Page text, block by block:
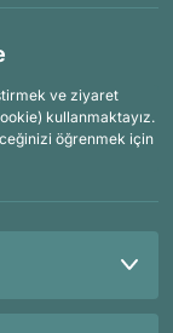
ve ziyaret
kullanmaktayız.
öğrenmek için